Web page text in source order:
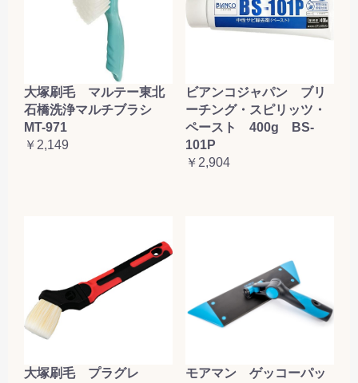
大塚刷毛 マルテー東北
石橋洗浄マルチブラシ
MT-971
￥2,149
ビアンコジャパン ブリ
ーチング・スピリッツ・
ペースト 400g BS-
101P
￥2,904
大塚刷毛 プラグレ
モアマン ゲッコーパッ